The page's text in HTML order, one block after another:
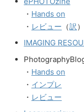
・ Hands on
・ レビュー （訳 ）
IMAGING
・ Hands on
・ インプレ
・ レビュー